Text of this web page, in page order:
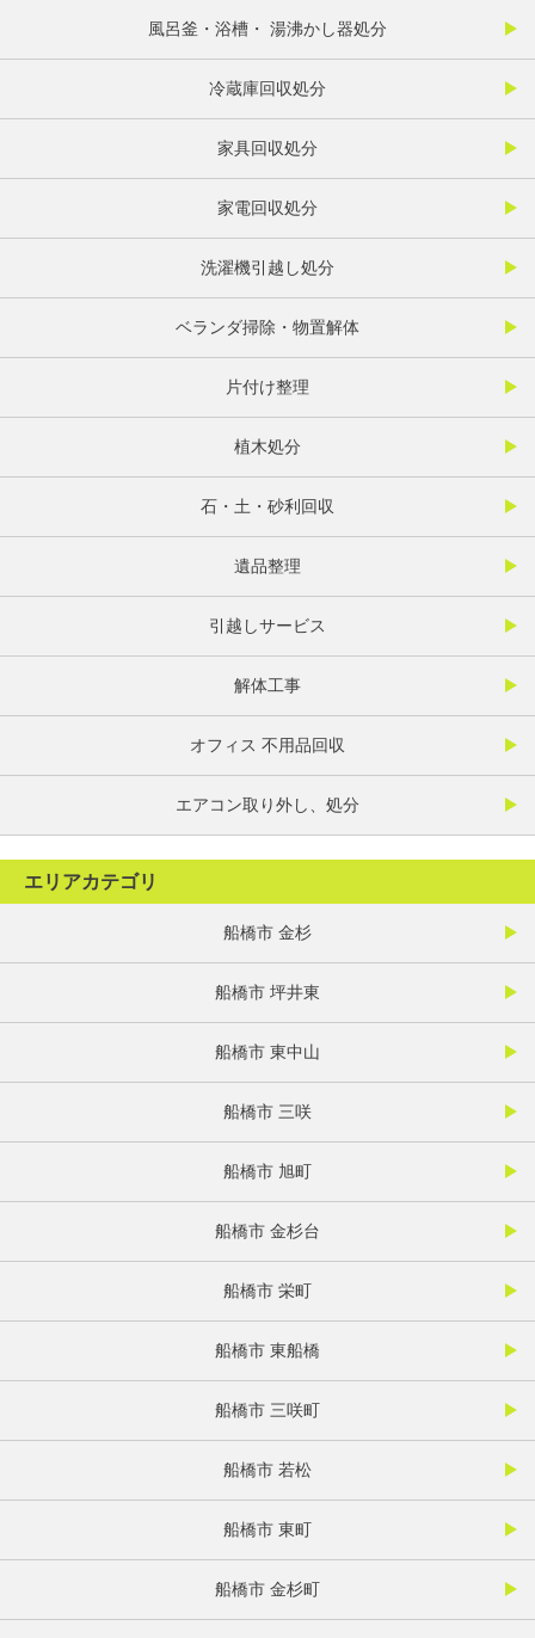
風呂釜・浴槽・ 湯沸かし器処分
冷蔵庫回収処分
家具回収処分
家電回収処分
洗濯機引越し処分
ベランダ掃除・物置解体
片付け整理
植木処分
石・土・砂利回収
遺品整理
引越しサービス
解体工事
オフィス 不用品回収
エアコン取り外し、処分
エリアカテゴリ
船橋市 金杉
船橋市 坪井東
船橋市 東中山
船橋市 三咲
船橋市 旭町
船橋市 金杉台
船橋市 栄町
船橋市 東船橋
船橋市 三咲町
船橋市 若松
船橋市 東町
船橋市 金杉町